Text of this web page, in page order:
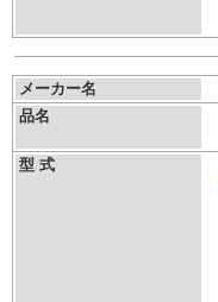
メーカー名
品名
型 式